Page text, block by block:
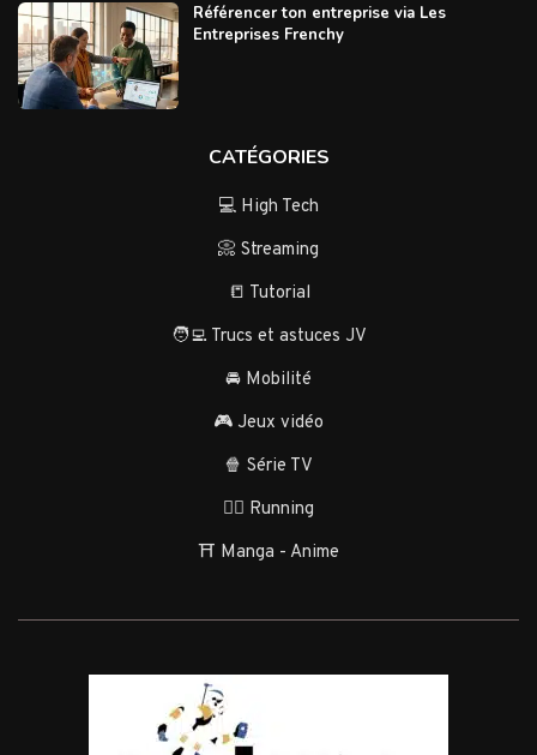
Référencer ton entreprise via Les
Entreprises Frenchy
CATÉGORIES
💻 High Tech
📀 Streaming
📒 Tutorial
🧑‍💻 Trucs et astuces JV
🚘 Mobilité
🎮 Jeux vidéo
🍿 Série TV
🏃‍♂️ Running
⛩️ Manga - Anime